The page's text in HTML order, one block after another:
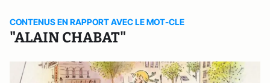
CONTENUS EN RAPPORT AVEC LE MOT-CLE
"ALAIN CHABAT"